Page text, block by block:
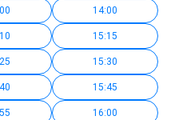
14:00
15:15
15:30
15:45
16:00